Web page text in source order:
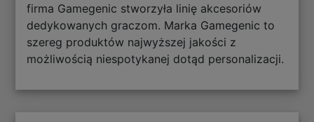
firma Gamegenic stworzyła linię akcesoriów
dedykowanych graczom. Marka Gamegenic to
szereg produktów najwyższej jakości z
możliwością niespotykanej dotąd personalizacji.